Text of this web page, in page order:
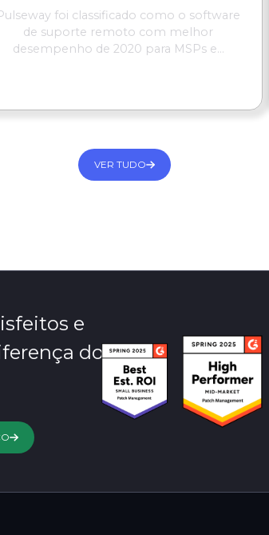
foi classificado como o software
de suporte remoto com melhor
desempenho de 2020 para MSPs e...
VER TUDO
e
do